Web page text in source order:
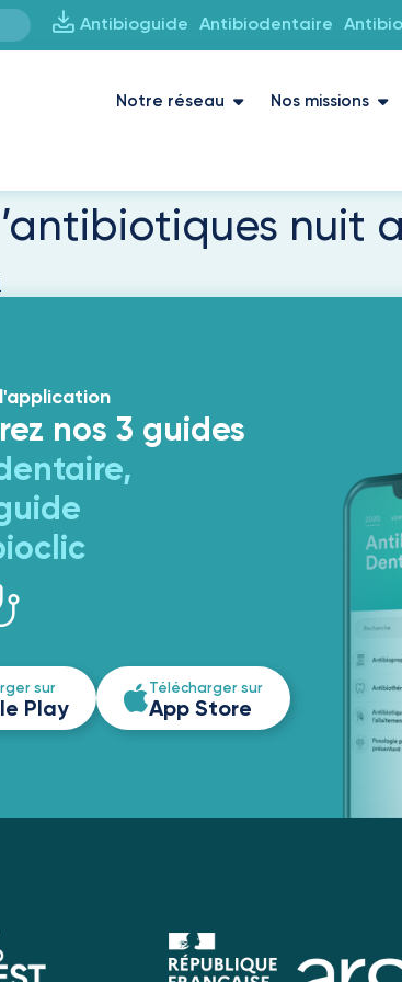
Antibioguide Antibiodentaire
Notre réseau Nos missions
nuit
nos 3 guides
sur
Play
Télécharger sur
App Store